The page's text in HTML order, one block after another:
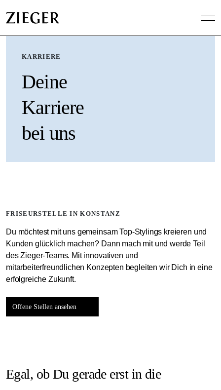
KARRIERE
Deine
Karriere
bei uns
FRISEURSTELLE IN KONSTANZ
Du möchtest mit uns gemeinsam Top-Stylings kreieren und
Kunden glücklich machen? Dann mach mit und werde Teil
des Zieger-Teams. Mit innovativen und
mitarbeiterfreundlichen Konzepten begleiten wir Dich in eine
erfolgreiche Zukunft.
Offene Stellen ansehen
Egal, ob Du gerade erst in die